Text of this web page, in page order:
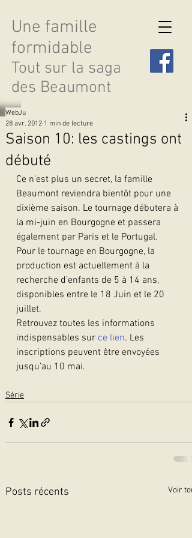
Une famille
formidable
Tout sur la saga
des Beaumont
Saison 10: les castings ont
débuté
WebJu
28 avr. 2012 1 min de lecture
Ce n’est plus un secret, la famille
Beaumont reviendra bientôt pour une
dixième saison. Le tournage débutera à
la mi-juin en Bourgogne et passera
également par Paris et le Portugal.
Pour le tournage en Bourgogne, la
production est actuellement à la
recherche d’enfants de 5 à 14 ans,
disponibles entre le 18 Juin et le 20
juillet.
Retrouvez toutes les informations
indispensables sur ce lien. Les
inscriptions peuvent être envoyées
jusqu’au 10 mai.
Série
Posts récents Voir tout